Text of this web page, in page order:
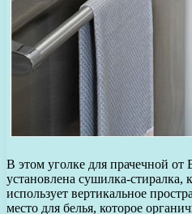
В этом уголке для прачечной от
установлена сушилка-стиралка,
использует вертикальное
место для белья, которое